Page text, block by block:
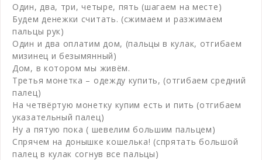
Один, два, три, четыре, пять (шагаем на месте)
Будем денежки считать. (сжимаем и разжимаем
пальцы рук)
Один и два оплатим дом, (пальцы в кулак, отгибаем
мизинец и безымянный)
Дом, в котором мы живём.
Третья монетка – одежду купить, (отгибаем средний
палец)
На четвёртую монетку купим есть и пить (отгибаем
указательный палец)
Ну а пятую пока ( шевелим большим пальцем)
Спрячем на донышке кошелька! (спрятать большой
палец в кулак согнув все пальцы)